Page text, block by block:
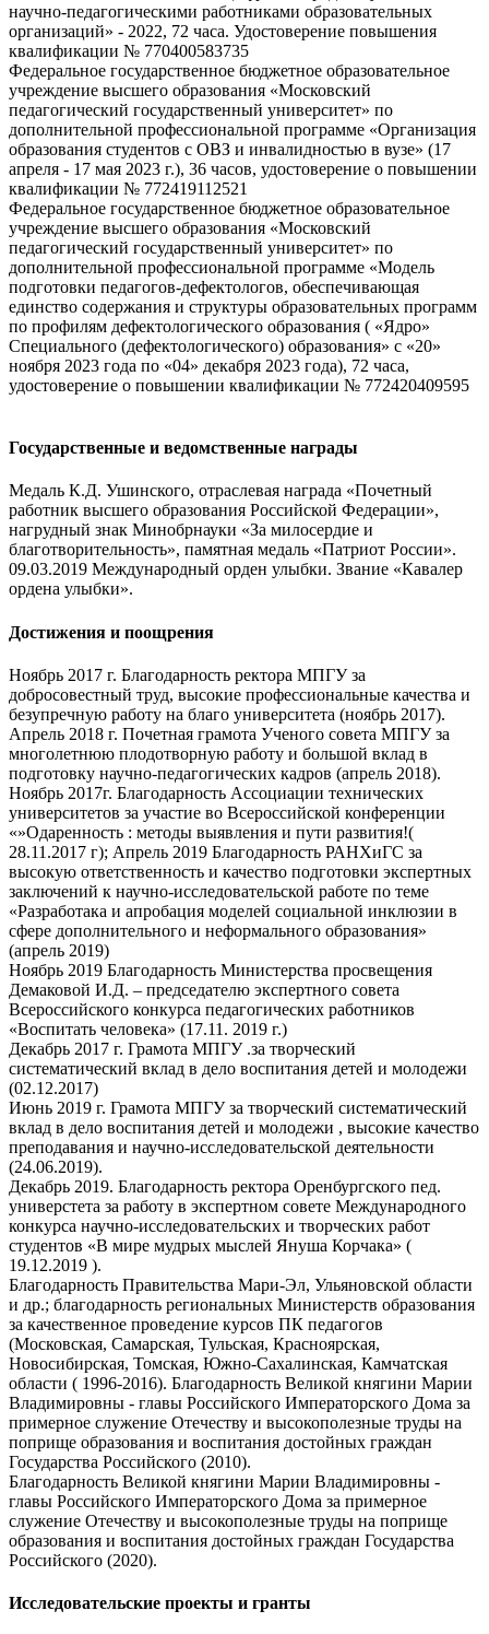
научно-педагогическими работниками образовательных
организаций» - 2022, 72 часа. Удостоверение повышения
квалификации № 770400583735
Федеральное государственное бюджетное образовательное
учреждение высшего образования «Московский
педагогический государственный университет» по
дополнительной профессиональной программе «Организация
образования студентов с ОВЗ и инвалидностью в вузе» (17
апреля - 17 мая 2023 г.), 36 часов, удостоверение о повышении
квалификации № 772419112521
Федеральное государственное бюджетное образовательное
учреждение высшего образования «Московский
педагогический государственный университет» по
дополнительной профессиональной программе «Модель
подготовки педагогов-дефектологов, обеспечивающая
единство содержания и структуры образовательных программ
по профилям дефектологического образования ( «Ядро»
Специального (дефектологического) образования» с «20»
ноября 2023 года по «04» декабря 2023 года), 72 часа,
удостоверение о повышении квалификации № 772420409595
Государственные и ведомственные награды
Медаль К.Д. Ушинского, отраслевая награда «Почетный
работник высшего образования Российской Федерации»,
нагрудный знак Минобрнауки «За милосердие и
благотворительность», памятная медаль «Патриот России».
09.03.2019 Международный орден улыбки. Звание «Кавалер
ордена улыбки».
Достижения и поощрения
Ноябрь 2017 г. Благодарность ректора МПГУ за
добросовестный труд, высокие профессиональные качества и
безупречную работу на благо университета (ноябрь 2017).
Апрель 2018 г. Почетная грамота Ученого совета МПГУ за
многолетнюю плодотворную работу и большой вклад в
подготовку научно-педагогических кадров (апрель 2018).
Ноябрь 2017г. Благодарность Ассоциации технических
университетов за участие во Всероссийской конференции
«»Одаренность : методы выявления и пути развития!(
28.11.2017 г); Апрель 2019 Благодарность РАНХиГС за
высокую ответственность и качество подготовки экспертных
заключений к научно-исследовательской работе по теме
«Разработака и апробация моделей социальной инклюзии в
сфере дополнительного и неформального образования»
(апрель 2019)
Ноябрь 2019 Благодарность Министерства просвещения
Демаковой И.Д. – председателю экспертного совета
Всероссийского конкурса педагогических работников
«Воспитать человека» (17.11. 2019 г.)
Декабрь 2017 г. Грамота МПГУ .за творческий
систематический вклад в дело воспитания детей и молодежи
(02.12.2017)
Июнь 2019 г. Грамота МПГУ за творческий систематический
вклад в дело воспитания детей и молодежи , высокие качество
преподавания и научно-исследовательской деятельности
(24.06.2019).
Декабрь 2019. Благодарность ректора Оренбургского пед.
универстета за работу в экспертном совете Международного
конкурса научно-исследовательских и творческих работ
студентов «В мире мудрых мыслей Януша Корчака» (
19.12.2019 ).
Благодарность Правительства Мари-Эл, Ульяновской области
и др.; благодарность региональных Министерств образования
за качественное проведение курсов ПК педагогов
(Московская, Самарская, Тульская, Красноярская,
Новосибирская, Томская, Южно-Сахалинская, Камчатская
области ( 1996-2016). Благодарность Великой княгини Марии
Владимировны - главы Российского Императорского Дома за
примерное служение Отечеству и высокополезные труды на
поприще образования и воспитания достойных граждан
Государства Российского (2010).
Благодарность Великой княгини Марии Владимировны -
главы Российского Императорского Дома за примерное
служение Отечеству и высокополезные труды на поприще
образования и воспитания достойных граждан Государства
Российского (2020).
Исследовательские проекты и гранты